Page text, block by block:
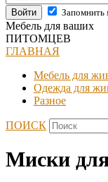
Войти Запомнить
Мебель для ваших
ПИТОМЦЕВ
ГЛАВНАЯ
Мебель для
Одежда для
Разное
ПОИСК
Миски